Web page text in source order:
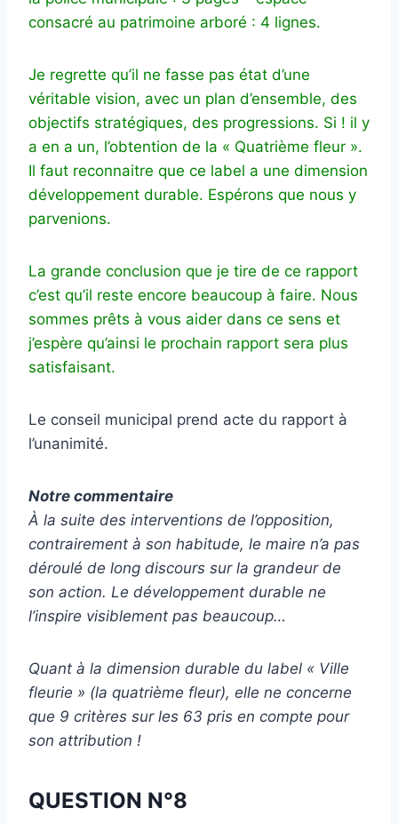
consacré au patrimoine arboré : 4 lignes.
Je regrette qu’il ne fasse pas état d’une
véritable vision, avec un plan d’ensemble, des
objectifs stratégiques, des progressions. Si ! il y
a en a un, l’obtention de la « Quatrième fleur ».
Il faut reconnaitre que ce label a une dimension
développement durable. Espérons que nous y
parvenions.
La grande conclusion que je tire de ce rapport
c’est qu’il reste encore beaucoup à faire. Nous
sommes prêts à vous aider dans ce sens et
j’espère qu’ainsi le prochain rapport sera plus
satisfaisant.
Le conseil municipal prend acte du rapport à
l’unanimité.
Notre commentaire
À la suite des interventions de l’opposition,
contrairement à son habitude, le maire n’a pas
déroulé de long discours sur la grandeur de
son action. Le développement durable ne
l’inspire visiblement pas beaucoup…
Quant à la dimension durable du label « Ville
fleurie » (la quatrième fleur), elle ne concerne
que 9 critères sur les 63 pris en compte pour
son attribution !
QUESTION N°8